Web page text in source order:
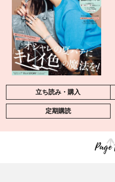
立ち読み・購入
定期購読